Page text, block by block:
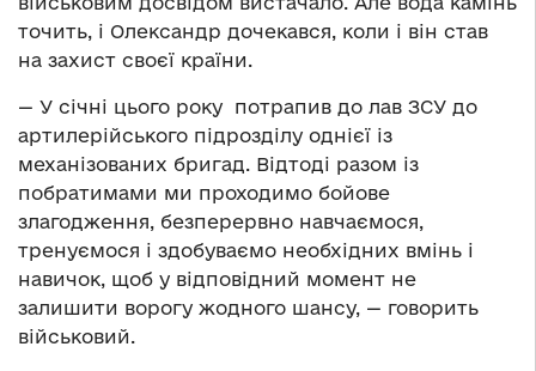
точить, і Олександр дочекався, коли і він став
на захист своєї країни.
— У січні цього року потрапив до лав ЗСУ до
артилерійського підрозділу однієї із
механізованих бригад. Відтоді разом із
побратимами ми проходимо бойове
злагодження, безперервно навчаємося,
тренуємося і здобуваємо необхідних вмінь і
навичок, щоб у відповідний момент не
залишити ворогу жодного шансу, — говорить
військовий.